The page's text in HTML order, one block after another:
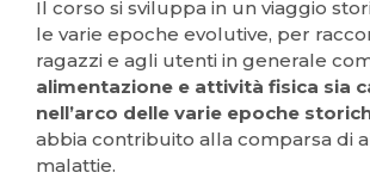
Il corso si sviluppa in un viaggio
le varie epoche evolutive, per
ragazzi e agli utenti in generale
alimentazione e attività fisica sia
nell’arco delle varie epoche
abbia contribuito alla comparsa di
malattie.